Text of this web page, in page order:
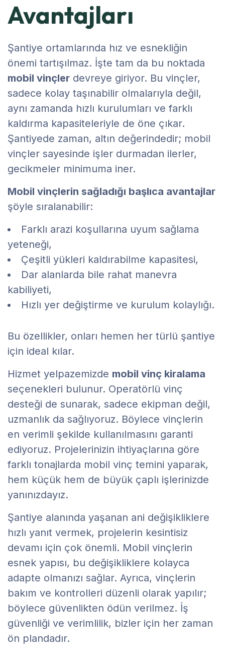
Avantajları
Şantiye ortamlarında hız ve esnekliğin
önemi tartışılmaz. İşte tam da bu noktada
mobil vinçler devreye giriyor. Bu vinçler,
sadece kolay taşınabilir olmalarıyla değil,
aynı zamanda hızlı kurulumları ve farklı
kaldırma kapasiteleriyle de öne çıkar.
Şantiyede zaman, altın değerindedir; mobil
vinçler sayesinde işler durmadan ilerler,
gecikmeler minimuma iner.
Mobil vinçlerin sağladığı başlıca avantajlar
şöyle sıralanabilir:
Farklı arazi koşullarına uyum sağlama
yeteneği,
Çeşitli yükleri kaldırabilme kapasitesi,
Dar alanlarda bile rahat manevra
kabiliyeti,
Hızlı yer değiştirme ve kurulum kolaylığı.
Bu özellikler, onları hemen her türlü şantiye
için ideal kılar.
Hizmet yelpazemizde mobil vinç kiralama
seçenekleri bulunur. Operatörlü vinç
desteği de sunarak, sadece ekipman değil,
uzmanlık da sağlıyoruz. Böylece vinçlerin
en verimli şekilde kullanılmasını garanti
ediyoruz. Projelerinizin ihtiyaçlarına göre
farklı tonajlarda mobil vinç temini yaparak,
hem küçük hem de büyük çaplı işlerinizde
yanınızdayız.
Şantiye alanında yaşanan ani değişikliklere
hızlı yanıt vermek, projelerin kesintisiz
devamı için çok önemli. Mobil vinçlerin
esnek yapısı, bu değişikliklere kolayca
adapte olmanızı sağlar. Ayrıca, vinçlerin
bakım ve kontrolleri düzenli olarak yapılır;
böylece güvenlikten ödün verilmez. İş
güvenliği ve verimlilik, bizler için her zaman
ön plandadır.